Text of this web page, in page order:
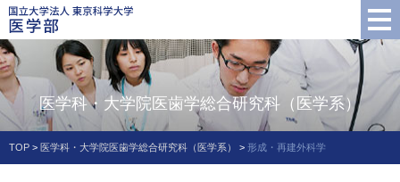
医学科・大学院医歯学総合研究科（医学系）
TOP > 医学科・大学院医歯学総合研究科（医学系） > 形成・再建外科学